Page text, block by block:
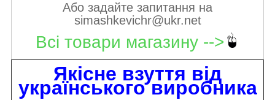
Або задайте запитання на
simashkevichr@ukr.net
Всі товари магазину -->
Якісне взуття від
українського виробника